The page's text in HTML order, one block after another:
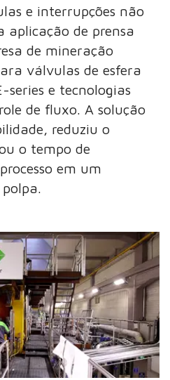
e interrupções não
aplicação de prensa
de mineração
válvulas de esfera
series e tecnologias
de fluxo. A solução
reduziu o
o tempo de
em um